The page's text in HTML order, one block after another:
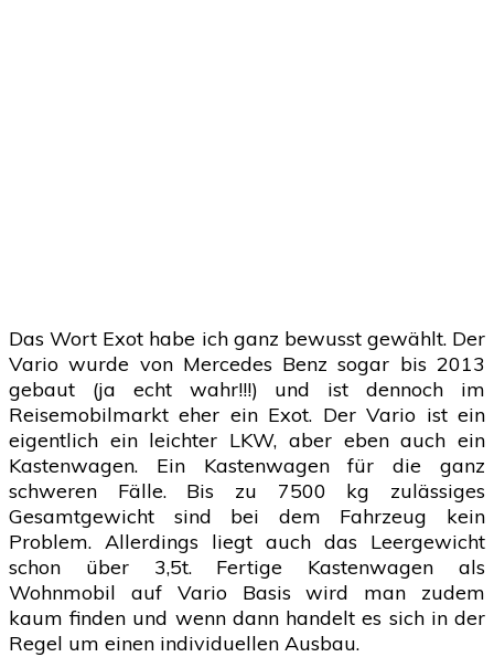
Das Wort Exot habe ich ganz bewusst gewählt. Der
Vario wurde von Mercedes Benz sogar bis 2013
gebaut (ja echt wahr!!!) und ist dennoch im
Reisemobilmarkt eher ein Exot. Der Vario ist ein
eigentlich ein leichter LKW, aber eben auch ein
Kastenwagen. Ein Kastenwagen für die ganz
schweren Fälle. Bis zu 7500 kg zulässiges
Gesamtgewicht sind bei dem Fahrzeug kein
Problem. Allerdings liegt auch das Leergewicht
schon über 3,5t. Fertige Kastenwagen als
Wohnmobil auf Vario Basis wird man zudem
kaum finden und wenn dann handelt es sich in der
Regel um einen individuellen Ausbau.